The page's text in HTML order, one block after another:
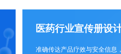
医药行业宣传册设
准确传达产品疗效与安全信息